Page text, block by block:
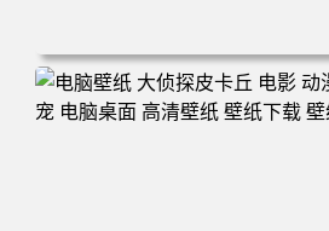
电脑壁纸 玫瑰的故事 电视剧 演员 刘
清壁纸 壁纸下载 壁纸大全